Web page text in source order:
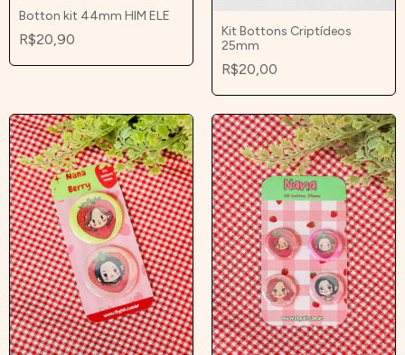
Botton kit 44mm HIM ELE
R$20,90
Kit Bottons Criptídeos
25mm
R$20,00